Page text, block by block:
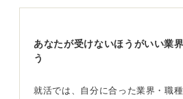
あなたが受けないほうがいい業
う
就活では、自分に合った業界・職